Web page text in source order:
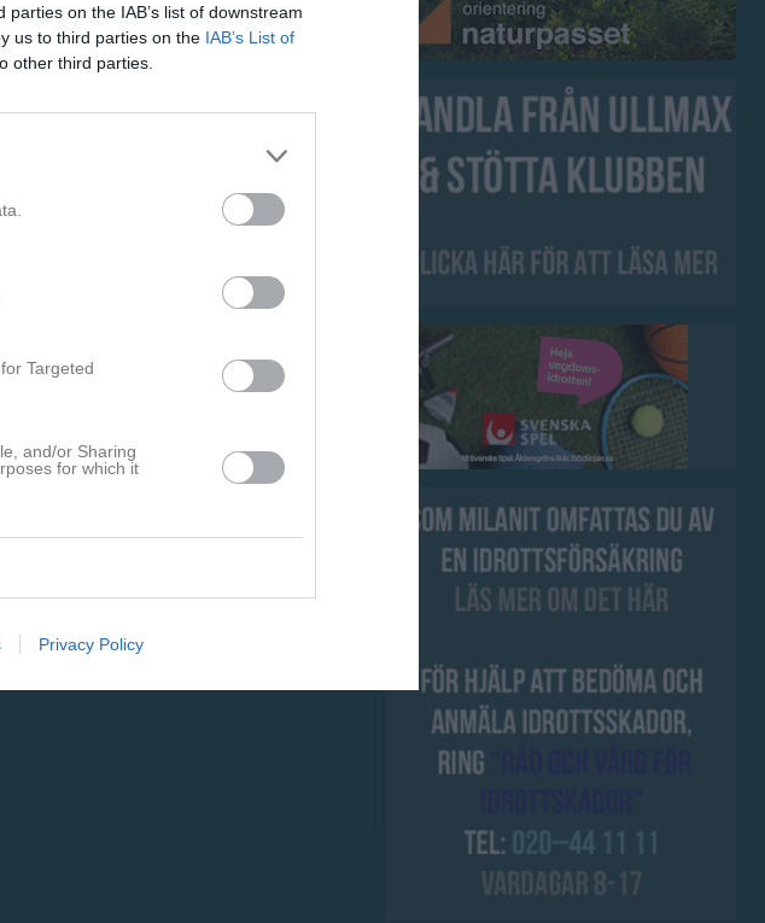
on the IAB’s list of downstream
us to third parties on the IAB’s List of
other third parties.
Targeted
and/or Sharing
for which it
Privacy Policy
Veckans bana v.30-32
2 aug
Resultat Terrängloppet Digerdöden